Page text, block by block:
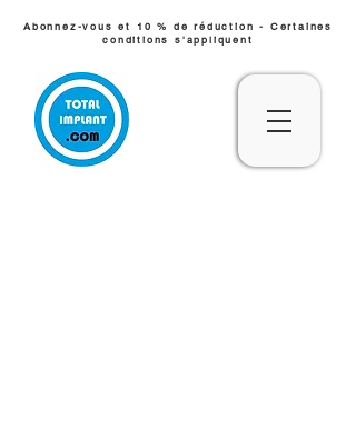
Abonnez-vous et 10 % de réduction - Certaines
conditions s'appliquent